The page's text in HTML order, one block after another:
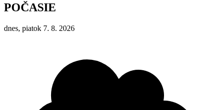
POČASIE
dnes, piatok 7. 8. 2026